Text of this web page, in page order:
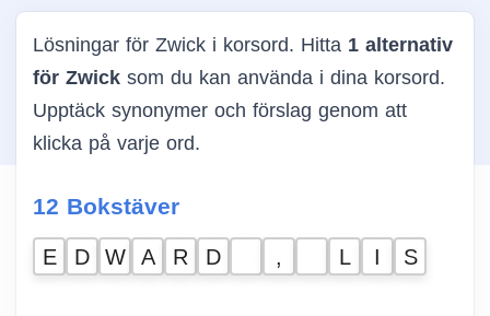
Lösningar för Zwick i korsord. Hitta 1 alternativ
för Zwick som du kan använda i dina korsord.
Upptäck synonymer och förslag genom att
klicka på varje ord.
12 Bokstäver
E D W A R D , L I S